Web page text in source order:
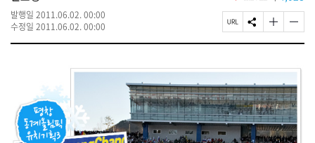
시
대
표
소
발행일 2011.06.02. 00:00
수정일 2011.06.02. 00:00
요
페
이
R
L
복
사
S
N
유
하
기
글
자
크
게
변
경
하
기
글
자
작
게
변
경
하
기